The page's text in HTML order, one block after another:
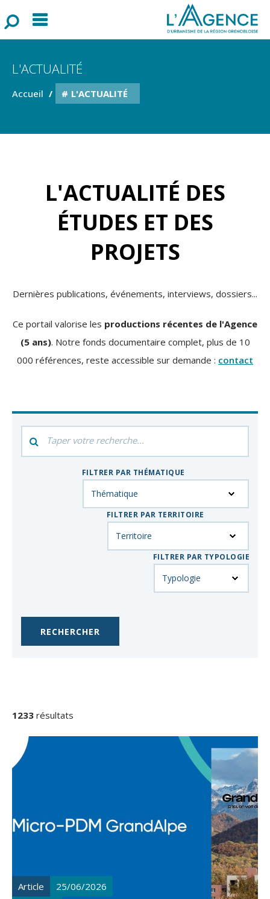
Menu
L'ACTUALITÉ
Accueil L'ACTUALITÉ
L'ACTUALITÉ DES
ÉTUDES ET DES
PROJETS
Dernières publications, événements, interviews, dossiers...
Ce portail valorise les productions récentes de l'Agence
(5 ans). Notre fonds documentaire complet, plus de 10
000 références, reste accessible sur demande : contact
par
FILTRER PAR THÉMATIQUE
FILTRER PAR TERRITOIRE
FILTRER PAR TYPOLOGIE
DE
LA
RECHERCHE
1233 résultats
Article
25/06/2026